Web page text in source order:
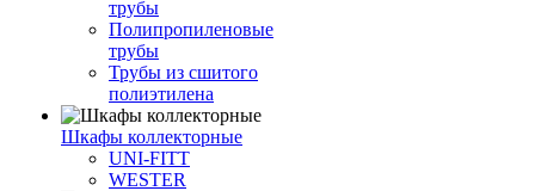
трубы
Полипропиленовые
трубы
Трубы из сшитого
полиэтилена
Шкафы коллекторные
UNI-FITT
WESTER